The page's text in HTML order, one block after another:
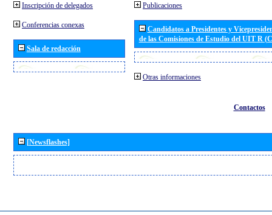
Inscripción de delegados
Conferencias conexas
Sala de redacción
Publicaciones
Candidatos a Presidentes y
de las Comisiones de Estudio del UIT R
Otras informaciones
Contactos
[Newsflashes]